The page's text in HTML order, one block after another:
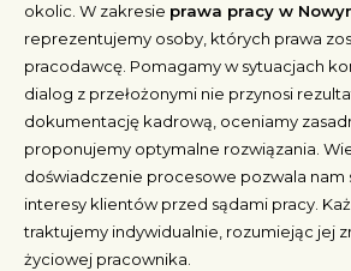
okolic. W zakresie prawa pracy w
reprezentujemy osoby, których prawa
pracodawcę. Pomagamy w sytuacjach
dialog z przełożonymi nie przynosi
dokumentację kadrową, oceniamy
proponujemy optymalne rozwiązania.
doświadczenie procesowe pozwala nam
interesy klientów przed sądami pracy.
traktujemy indywidualnie, rozumiejąc jej
życiowej pracownika.